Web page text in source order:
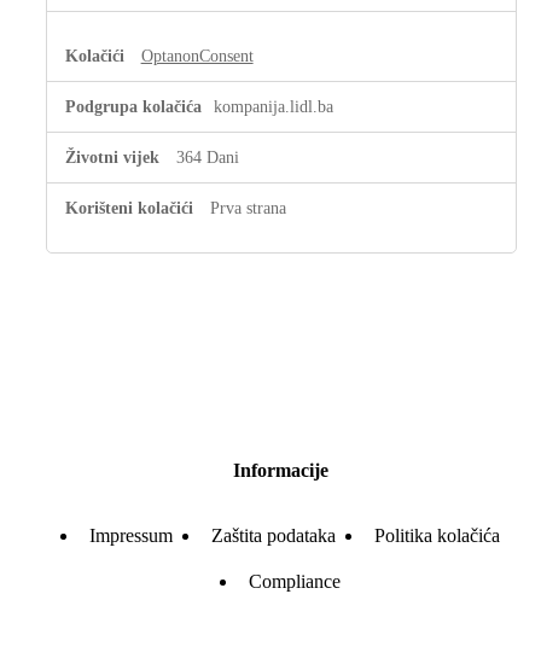
OptanonConsent
kompanija.lidl.ba
364 Dani
Prva strana
Informacije
Impressum Zaštita podataka Politika kolačića
Compliance